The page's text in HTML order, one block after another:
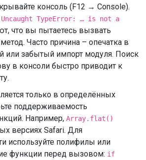
консоль (F12 → Console).
Uncaught TypeError: … is not a
что вы пытаетесь вызвать
Часто причина – опечатка в
или забытый импорт модуля. Поиск
в консоли быстро приводит к
только в определённых
поддерживаемость
Например, Array.flat()
версиях Safari. Для
используйте полифилы или
функции перед вызовом: if